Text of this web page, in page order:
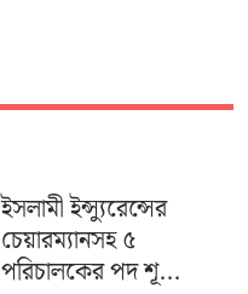
ইসলামী ইন্স্যুরেন্সের
চেয়ারম্যানসহ ৫
পরিচালকের পদ শূ...